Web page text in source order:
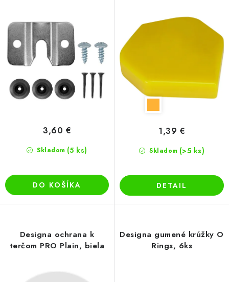
k
t
o
d
u
k
o
v
Skladom (5 ks)
3,60 €
DO KOŠÍKA
Skladom (>5 ks)
1,39 €
DETAIL
Designa ochrana k
terčom PRO Plain, biela
Designa gumené krúžky O
Rings, 6ks